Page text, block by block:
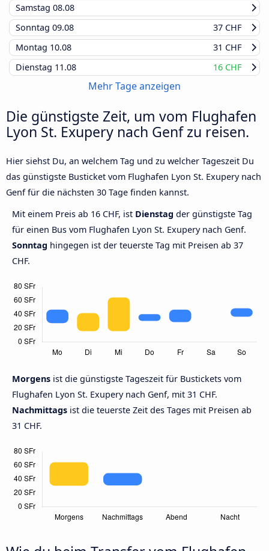
Samstag 08.08
Sonntag 09.08
37 CHF
Montag 10.08
31 CHF
Dienstag 11.08 16 CHF
Mehr Tage anzeigen
Die günstigste Zeit, um vom Flughafen
Lyon St. Exupery nach Genf zu reisen.
Hier siehst Du, an welchem Tag und zu welcher Tageszeit Du
das günstigste Busticket vom Flughafen Lyon St. Exupery nach
Genf für die nächsten 30 Tage finden kannst.
Mit einem Preis ab 16 CHF, ist Dienstag der günstigste Tag
für einen Bus vom Flughafen Lyon St. Exupery nach Genf.
Sonntag hingegen ist der teuerste Tag mit Preisen ab 37
CHF.
Morgens ist die günstigste Tageszeit für Bustickets vom
Flughafen Lyon St. Exupery nach Genf, mit 31 CHF.
Nachmittags ist die teuerste Zeit des Tages mit Preisen ab
31 CHF.